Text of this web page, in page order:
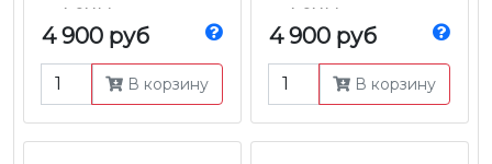
гг. | CHM
4 900 руб
В корзину
гг. | CHM
4 900 руб
В корзину